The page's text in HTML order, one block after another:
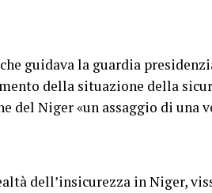
guidava la guardia
della situazione della
del Niger «un assaggio di una
dell’insicurezza in Niger,